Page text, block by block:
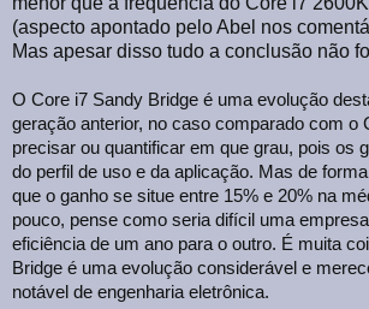
(aspecto apontado pelo Abel nos
Mas apesar disso tudo a conclusão não
O Core i7 Sandy Bridge é uma evolução
geração anterior, no caso comparado com o
precisar ou quantificar em que grau, pois os
do perfil de uso e da aplicação. Mas de
que o ganho se situe entre 15% e 20% na
pouco, pense como seria difícil uma
eficiência de um ano para o outro. É muita
Bridge é uma evolução considerável e
notável de engenharia eletrônica.